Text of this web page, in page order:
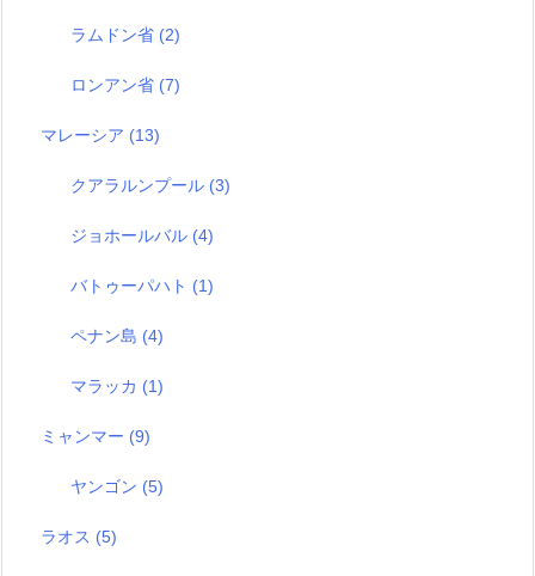
ラムドン省 (2)
ロンアン省 (7)
マレーシア (13)
クアラルンプール (3)
ジョホールバル (4)
バトゥーパハト (1)
ペナン島 (4)
マラッカ (1)
ミャンマー (9)
ヤンゴン (5)
ラオス (5)